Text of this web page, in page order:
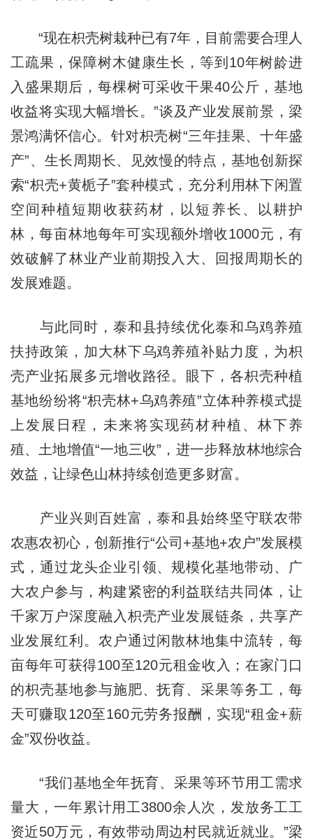
“现在枳壳树栽种已有7年，目前需要合理人
工疏果，保障树木健康生长，等到10年树龄进
入盛果期后，每棵树可采收干果40公斤，基地
收益将实现大幅增长。”谈及产业发展前景，梁
景鸿满怀信心。针对枳壳树“三年挂果、十年盛
产”、生长周期长、见效慢的特点，基地创新探
索“枳壳+黄栀子”套种模式，充分利用林下闲置
空间种植短期收获药材，以短养长、以耕护
林，每亩林地每年可实现额外增收1000元，有
效破解了林业产业前期投入大、回报周期长的
发展难题。
与此同时，泰和县持续优化泰和乌鸡养殖
扶持政策，加大林下乌鸡养殖补贴力度，为枳
壳产业拓展多元增收路径。眼下，各枳壳种植
基地纷纷将“枳壳林+乌鸡养殖”立体种养模式提
上发展日程，未来将实现药材种植、林下养
殖、土地增值“一地三收”，进一步释放林地综合
效益，让绿色山林持续创造更多财富。
产业兴则百姓富，泰和县始终坚守联农带
农惠农初心，创新推行“公司+基地+农户”发展模
式，通过龙头企业引领、规模化基地带动、广
大农户参与，构建紧密的利益联结共同体，让
千家万户深度融入枳壳产业发展链条，共享产
业发展红利。农户通过闲散林地集中流转，每
亩每年可获得100至120元租金收入；在家门口
的枳壳基地参与施肥、抚育、采果等务工，每
天可赚取120至160元劳务报酬，实现“租金+薪
金”双份收益。
“我们基地全年抚育、采果等环节用工需求
量大，一年累计用工3800余人次，发放务工工
资近50万元，有效带动周边村民就近就业。”梁